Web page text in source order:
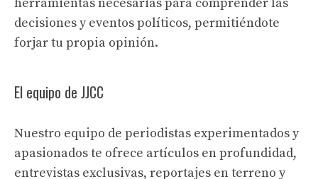
herramientas necesarias para comprender las
decisiones y eventos políticos, permitiéndote
forjar tu propia opinión.
El equipo de JJCC
Nuestro equipo de periodistas experimentados y
apasionados te ofrece artículos en profundidad,
entrevistas exclusivas, reportajes en terreno y